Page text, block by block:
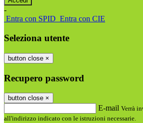
-
Entra con SPID Entra con CIE
Seleziona utente
button close ×
Recupero password
button close ×
E-mail Verrà
all'indirizzo indicato con le istruzioni necessarie.